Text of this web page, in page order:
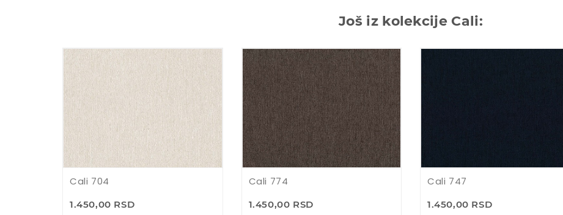
Još iz kolekcije Cali:
Cali 704
1.450,00 RSD
Cali 774
1.450,00 RSD
Cali 747
1.450,00 RSD